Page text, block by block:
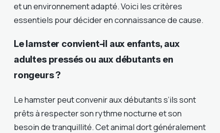
et un environnement adapté. Voici les critères
essentiels pour décider en connaissance de cause.
Le lamster convient-il aux enfants, aux
adultes pressés ou aux débutants en
rongeurs ?
Le hamster peut convenir aux débutants s’ils sont
prêts à respecter son rythme nocturne et son
besoin de tranquillité. Cet animal dort généralement